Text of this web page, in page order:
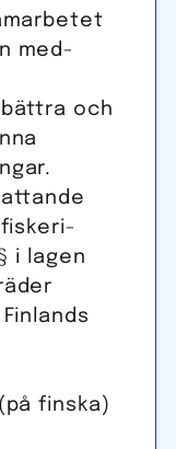
med­
och
fiskeri­
i lagen
(på finska)